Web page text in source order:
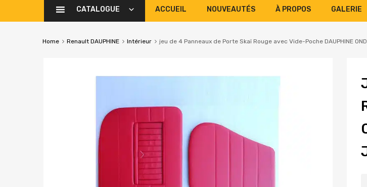
CATALOGUE ACCUEIL NOUVEAUTÉS À PROPOS GALERIE
Home Renault DAUPHINE Intérieur jeu de 4 Panneaux de Porte Skaï Rouge avec Vide-Poche DAUPHINE